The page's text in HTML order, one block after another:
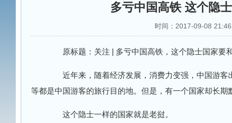
多亏中国高铁 这个隐
时间：2017-09-08
原标题：关注 | 多亏中国高铁，这个隐士国家要
近年来，随着经济发展，消费力变强，中国游客
等都是中国游客的旅行目的地。但是，有一个国家却长期
这个隐士一样的国家就是老挝。